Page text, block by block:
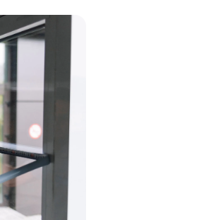
11152 грн
11521 грн
11849 грн
12259 грн
18819 грн
20090 грн
21361 грн
22550 грн
25092 грн
26404 грн